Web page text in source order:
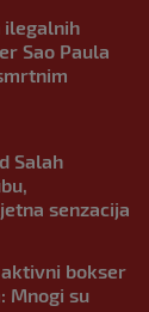
ilegalnih
Sao Paula
Salah
senzacija
bokser
Mnogi su